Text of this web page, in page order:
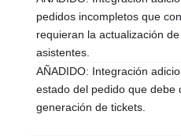
pedidos incompletos que
requieran la actualización
asistentes.
AÑADIDO: Integración
estado del pedido que debe
generación de tickets.